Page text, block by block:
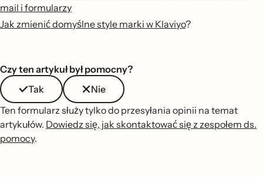
mail i formularzy
Jak zmienić domyślne style marki w Klaviyo?
Czy ten artykuł był pomocny?
Tak
Nie
Ten formularz służy tylko do przesyłania opinii na temat
artykułów. Dowiedz się, jak skontaktować się z zespołem ds.
pomocy.